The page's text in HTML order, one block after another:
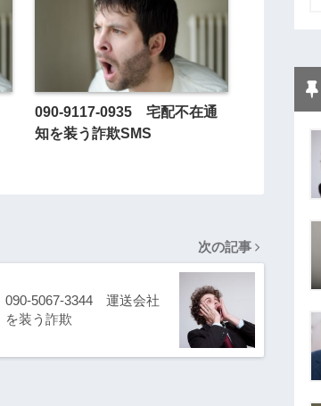
090-9117-0935 宅配不在通
知を装う詐欺SMS
次の記事
090-5067-3344 運送会社
を装う詐欺